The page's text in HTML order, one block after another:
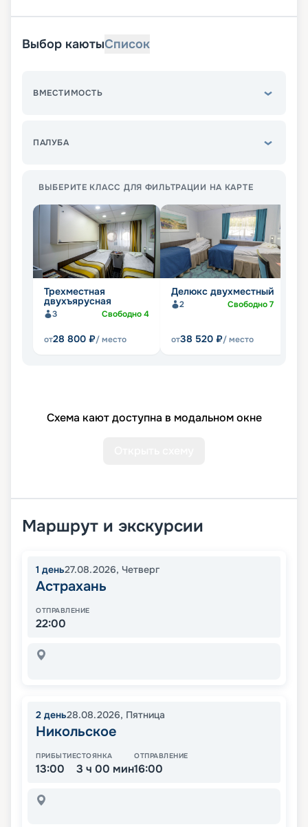
Выбор каютыСписок
ВМЕСТИМОСТЬ
ПАЛУБА
ВЫБЕРИТЕ КЛАСС ДЛЯ ФИЛЬТРАЦИИ НА КАРТЕ
Трехместная
двухъярусная
3 Свободно4
от28 800 ₽/ место
Делюкс двухместный
2 Свободно7
от38 520 ₽/ место
Схема кают доступна в модальном окне
Маршрут и экскурсии
1 день27.08.2026, Четверг
Астрахань
ОТПРАВЛЕНИЕ
22:00
2 день28.08.2026, Пятница
Никольское
ПРИБЫТИЕ
13:00
СТОЯНКА
3 ч 00 мин
ОТПРАВЛЕНИЕ
16:00